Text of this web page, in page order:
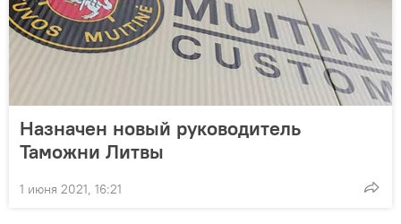
Назначен новый руководитель
Таможни Литвы
1 июня 2021, 16:21